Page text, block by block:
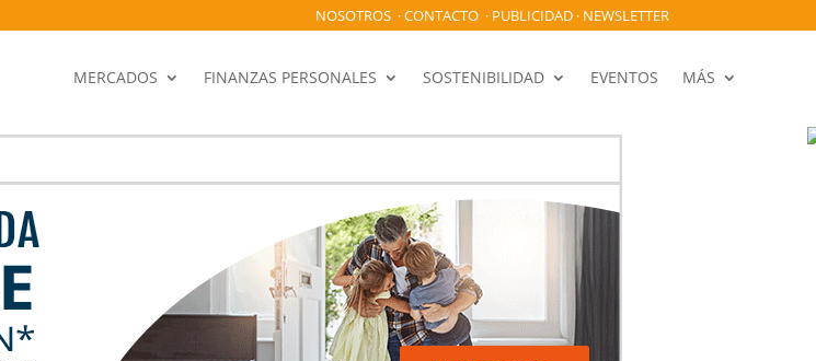
NOSOTROS·CONTACTO· PUBLICIDAD· NEWSLETTER
MERCADOS FINANZAS PERSONALES SOSTENIBILIDAD EVENTOS MÁS